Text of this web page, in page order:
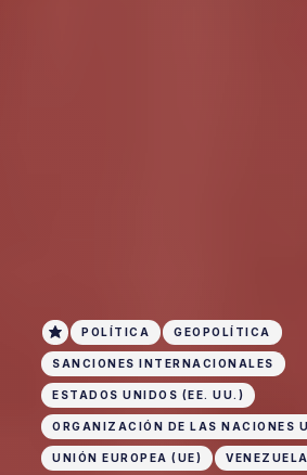
POLÍTICA GEOPOLÍTICA
SANCIONES INTERNACIONALES
ESTADOS UNIDOS (EE. UU.)
ORGANIZACIÓN DE LAS NACIONES
UNIÓN EUROPEA (UE) VENEZUELA